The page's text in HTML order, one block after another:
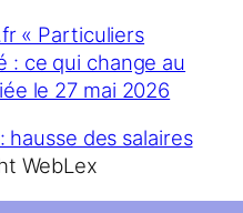
« Particuliers
: ce qui change au
le 27 mai 2026
des salaires
WebLex